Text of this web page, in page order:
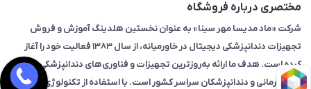
مختصری درباره فروشگاه
شرکت «ماد مدیسا مهر سینا» به عنوان نخستین هلدینگ آموزش و فروش
تجهیزات دندانپزشکی دیجیتال در خاورمیانه، از سال ۱۳۸۳ فعالیت خود را آغاز
کرده است. هدف ما ارائه به‌روزترین تجهیزات و فناوری‌های دندانپزشکی به
مراکز درمانی و دندانپزشکان سراسر کشور است. با استفاده از تکنولوژی‌های